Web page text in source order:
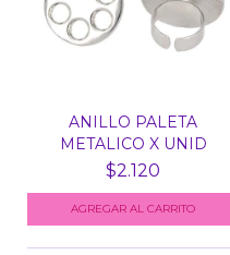
ANILLO PALETA
METALICO X UNID
$2.120